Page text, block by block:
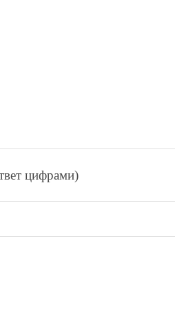
цифрами)